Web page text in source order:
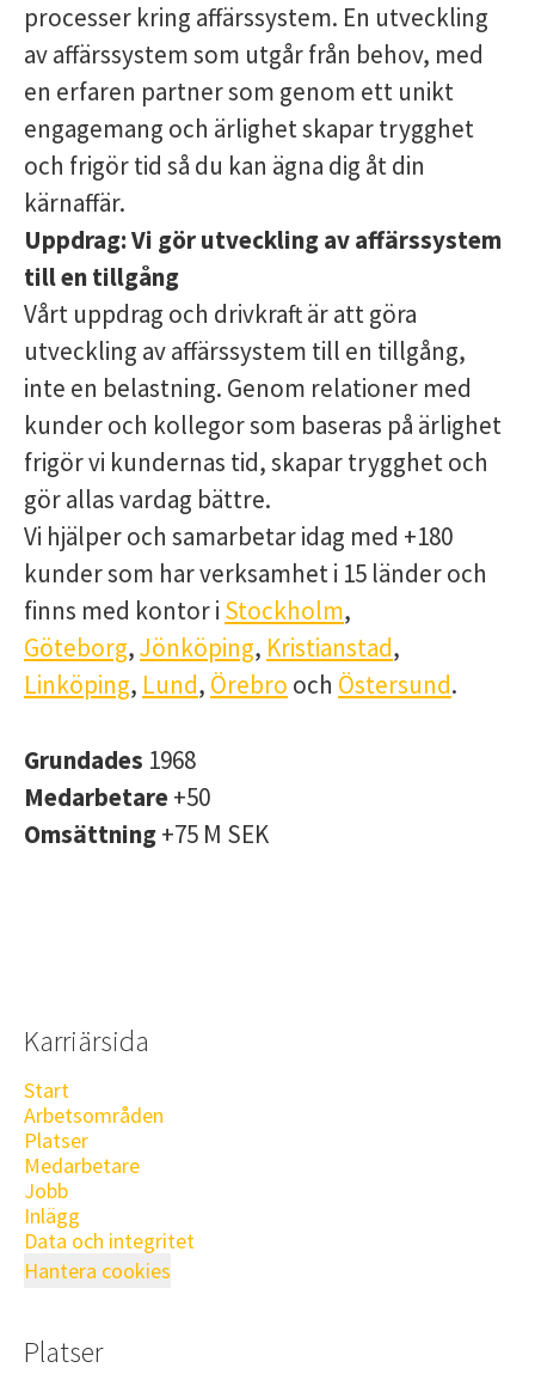
processer kring affärssystem. En utveckling
av affärssystem som utgår från behov, med
en erfaren partner som genom ett unikt
engagemang och ärlighet skapar trygghet
och frigör tid så du kan ägna dig åt din
kärnaffär.
Uppdrag:Vi gör utveckling av affärssystem
till en tillgång
Vårt uppdrag och drivkraft är att göra
utveckling av affärssystem till en tillgång,
inte en belastning. Genom relationer med
kunder och kollegor som baseras på ärlighet
frigör vi kundernas tid, skapar trygghet och
gör allas vardag bättre.
Vi hjälper och samarbetar idag med +180
kunder som har verksamhet i 15 länder och
finns med kontor i Stockholm,
Göteborg,Jönköping, Kristianstad,
Linköping, Lund, Örebro och Östersund.
Grundades 1968
Medarbetare+50
Omsättning+75 M SEK
Karriärsida
Start
Arbetsområden
Platser
Medarbetare
Jobb
Inlägg
Data och integritet
Hantera cookies
Platser